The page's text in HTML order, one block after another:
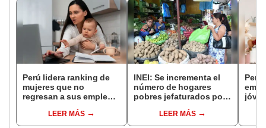
Perú lidera ranking de
mujeres que no
regresan a sus empleos
en madresLEER MÁS
INEI: Se incrementa el
número de hogares
pobres jefaturados por
LEER MÁS
Perú